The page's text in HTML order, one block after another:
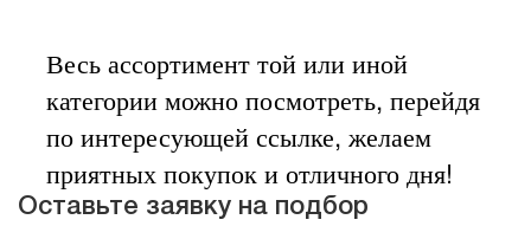
Весь ассортимент той или иной
категории можно посмотреть, перейдя
по интересующей ссылке, желаем
приятных покупок и отличного дня!
Оставьте заявку на подбор